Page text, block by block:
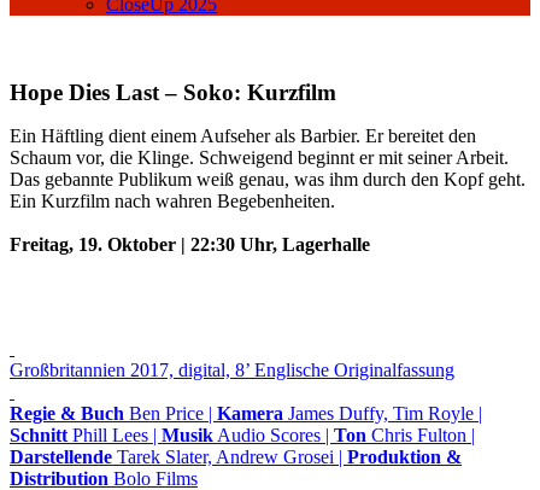
CloseUp 2025
Hope Dies Last – Soko: Kurzfilm
Ein Häftling dient einem Aufseher als Barbier. Er bereitet den
Schaum vor, die Klinge. Schweigend beginnt er mit seiner Arbeit.
Das gebannte Publikum weiß genau, was ihm durch den Kopf geht.
Ein Kurzfilm nach wahren Begebenheiten.
Freitag, 19. Oktober | 22:30 Uhr, Lagerhalle
Großbritannien 2017, digital, 8’ Englische Originalfassung
Regie & Buch Ben Price | Kamera James Duffy, Tim Royle |
Schnitt Phill Lees | Musik Audio Scores | Ton Chris Fulton |
Darstellende Tarek Slater, Andrew Grosei | Produktion &
Distribution Bolo Films